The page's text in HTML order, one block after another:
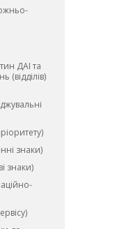
ДАІ та
(відділів)
знаки)
знаки)